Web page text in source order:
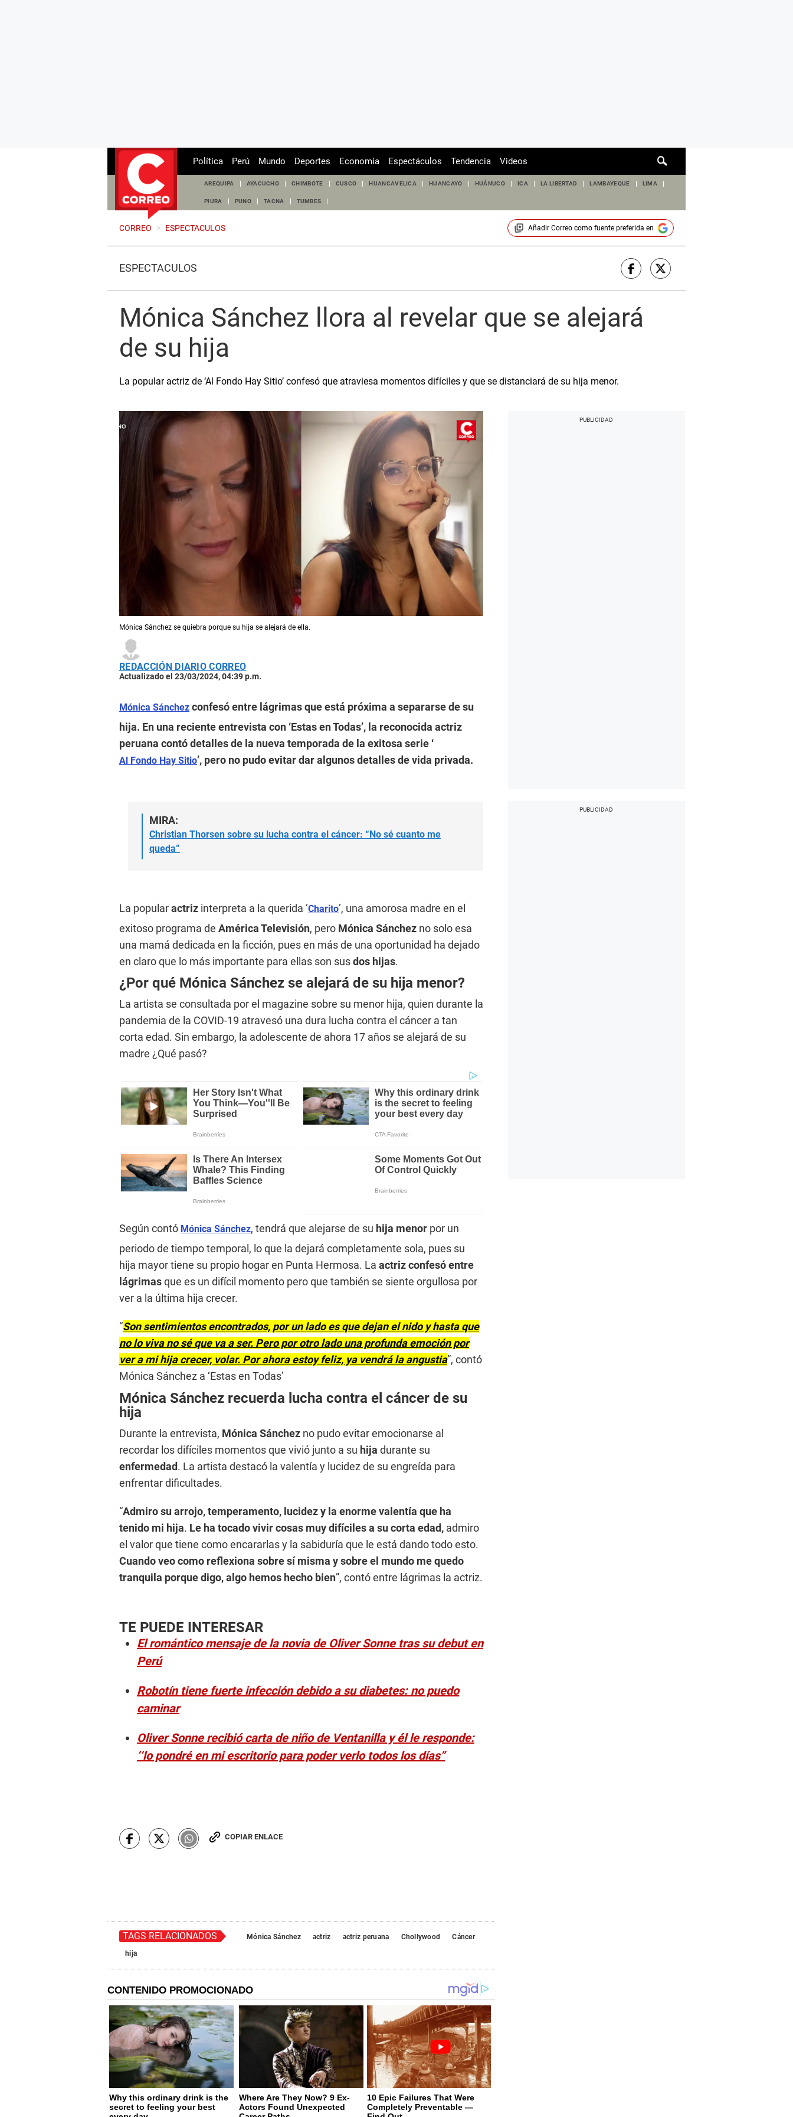
de
Política Perú Mundo Deportes Economía Espectáculos Tendencia Videos
AREQUIPA AYACUCHO CHIMBOTE CUSCO HUANCAVELICA HUANCAYO HUÁNUCO ICA LA LIBERTAD LAMBAYEQUE LIMA
PIURA PUNO TACNA TUMBES
CORREO > ESPECTACULOS Añadir Correocomo fuente preferida en
ESPECTÁCULOS
Mónica Sánchez llora al revelar que se alejará
de su hija
La popular actriz de ‘Al Fondo Hay Sitio’ confesó que atraviesa momentos difíciles y que se distanciará de su hija menor.
Mónica Sánchez se quiebra porque su hija se alejará de ella.
REDACCIÓN DIARIO CORREO
Actualizado el 23/03/2024, 04:39 p.m.
Mónica Sánchez confesó entre lágrimas que está próxima a separarse de su
hija. En una reciente entrevista con ‘Estas en Todas’, la reconocida actriz
peruana contó detalles de la nueva temporada de la exitosa serie ‘
Al Fondo Hay Sitio’, pero no pudo evitar dar algunos detalles de vida privada.
MIRA:
Christian Thorsen sobre su lucha contra el cáncer: “No sé cuanto me
queda”
La popularactriz interpreta a la querida ‘Charito’, una amorosa madre en el
exitoso programa de América Televisión, pero Mónica Sánchez no solo esa
una mamá dedicada en la ficción, pues en más de una oportunidad ha dejado
en claro que lo más importante para ellas son susdos hijas.
¿Por qué Mónica Sánchez se alejará de su hija menor?
La artista se consultada por el magazine sobre su menor hija, quien durante la
pandemia de la COVID-19 atravesó una dura lucha contra el cáncer a tan
corta edad. Sin embargo, la adolescente de ahora 17 años se alejará de su
madre ¿Qué pasó?
Según contó Mónica Sánchez, tendrá que alejarse de su hija menor por un
periodo de tiempo temporal, lo que la dejará completamente sola, pues su
hija mayor tiene su propio hogar en Punta Hermosa. La actriz confesó entre
lágrimasque es un difícil momento pero que también se siente orgullosa por
ver a la última hija crecer.
“Son sentimientos encontrados, por un lado es que dejan el nido y hasta que
no lo viva no sé que va a ser. Pero por otro lado una profunda emoción por
ver a mi hija crecer, volar. Por ahora estoy feliz, ya vendrá la angustia”, contó
Mónica Sánchez a ‘Estas en Todas’
Mónica Sánchez recuerda lucha contra el cáncer de su
hija
Durante la entrevista, Mónica Sánchez no pudo evitar emocionarse al
recordar los difíciles momentos que vivió junto a su hija durante su
enfermedad. La artista destacó la valentía y lucidez de su engreída para
enfrentar dificultades.
“Admiro su arrojo, temperamento, lucidez y la enorme valentía que ha
tenido mi hija. Le ha tocado vivir cosas muy difíciles a su corta edad, admiro
el valor que tiene como encararlas y la sabiduría que le está dando todo esto.
Cuando veo como reflexiona sobre sí misma y sobre el mundo me quedo
tranquila porque digo, algo hemos hecho bien”, contó entre lágrimas la actriz.
TE PUEDE INTERESAR
El romántico mensaje de la novia de Oliver Sonne tras su debut en
Perú
Robotín tiene fuerte infección debido a su diabetes: no puedo
caminar
Oliver Sonne recibió carta de niño de Ventanilla y él le responde:
‘’lo pondré en mi escritorio para poder verlo todos los días”
COPIAR ENLACE
TAGS RELACIONADOS Mónica Sánchez actriz actriz peruana Chollywood
Cáncer
hija